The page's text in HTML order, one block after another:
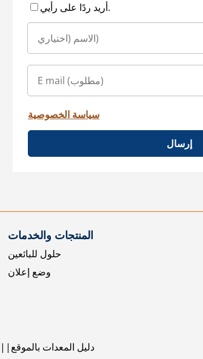
أريد ردًا على رأيي.
سياسة الخصوصية
إرسال
المنتجات والخدمات
حلول للبائعين
وضع إعلان
دليل المعدات بالموقع